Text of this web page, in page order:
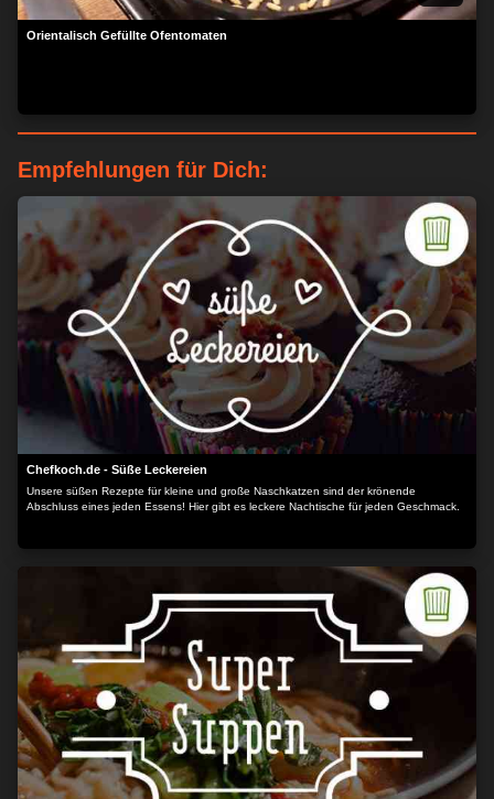
MEHR OPTIONEN
ZUSTIMMEN
Orientalisch Gefüllte Ofentomaten
Empfehlungen für Dich:
Chefkoch.de - Süße Leckereien
Unsere süßen Rezepte für kleine und große Naschkatzen sind der krönende
Abschluss eines jeden Essens! Hier gibt es leckere Nachtische für jeden Geschmack.